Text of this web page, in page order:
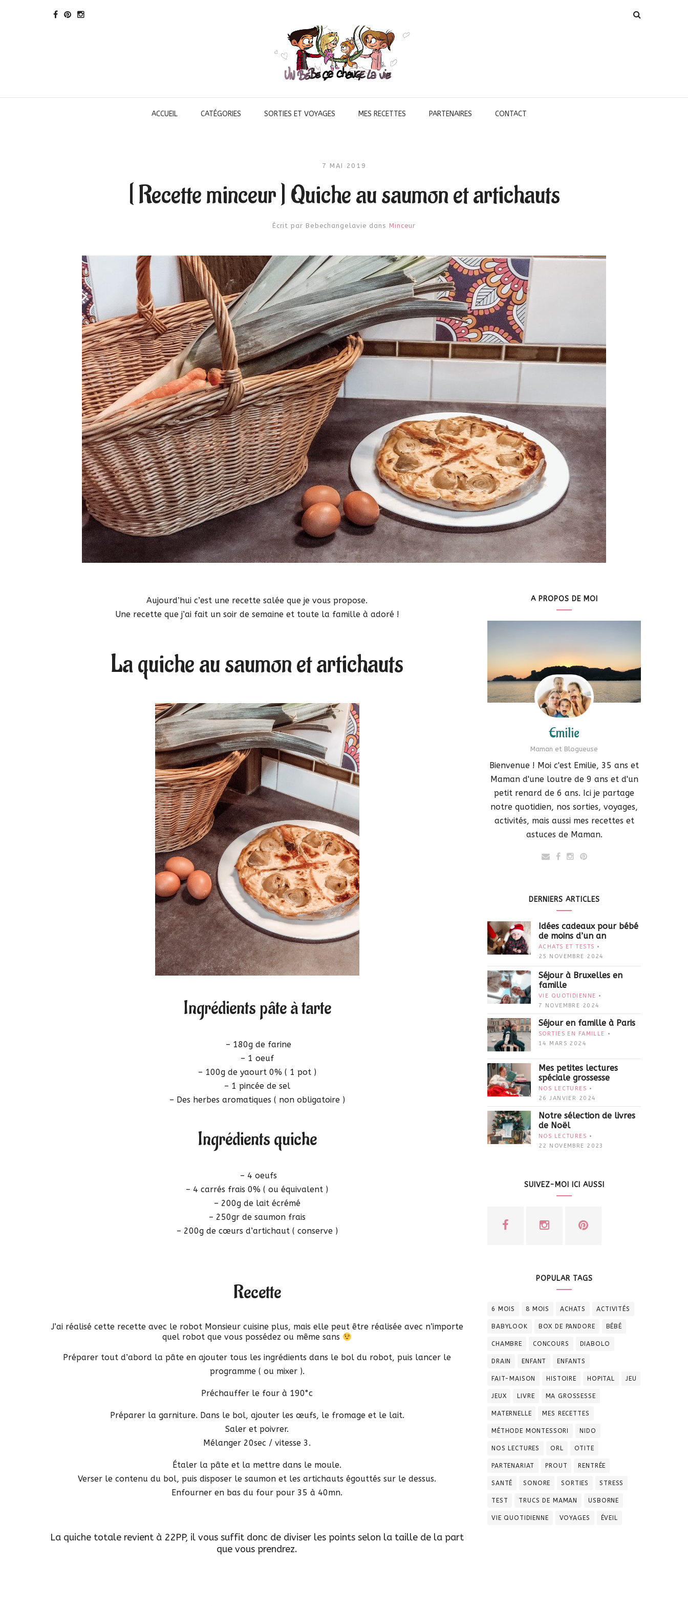
ACCUEIL CATÉGORIES SORTIES ET VOYAGES MES RECETTES PARTENAIRES CONTACT
7 MAI 2019
[ Recette minceur ] Quiche au saumon et artichauts
Écrit par Bebechangelavie dans Minceur
Aujourd’hui c’est une recette salée que je vous propose.
Une recette que j’ai fait un soir de semaine et toute la famille à adoré !
La quiche au saumon et artichauts
Ingrédients pâte à tarte
– 180g de farine
– 1 oeuf
– 100g de yaourt 0% ( 1 pot )
– 1 pincée de sel
– Des herbes aromatiques ( non obligatoire )
Ingrédients quiche
– 4 oeufs
– 4 carrés frais 0% ( ou équivalent )
– 200g de lait écrémé
– 250gr de saumon frais
– 200g de cœurs d’artichaut ( conserve )
Recette
J’ai réalisé cette recette avec le robot Monsieur cuisine plus, mais elle peut être réalisée avec n’importe
quel robot que vous possédez ou même sans
Préparer tout d’abord la pâte en ajouter tous les ingrédients dans le bol du robot, puis lancer le
programme ( ou mixer ).
Préchauffer le four à 190°c
Préparer la garniture. Dans le bol, ajouter les œufs, le fromage et le lait.
Saler et poivrer.
Mélanger 20sec / vitesse 3.
Étaler la pâte et la mettre dans le moule.
Verser le contenu du bol, puis disposer le saumon et les artichauts égouttés sur le dessus.
Enfourner en bas du four pour 35 à 40mn.
La quiche totale revient à 22PP, il vous suffit donc de diviser les points selon la taille de la part
que vous prendrez.
A PROPOS DE MOI
Emilie
Maman et Blogueuse
Bienvenue ! Moi c'est Emilie, 35 ans et
Maman d'une loutre de 9 ans et d'un
petit renard de 6 ans. Ici je partage
notre quotidien, nos sorties, voyages,
activités, mais aussi mes recettes et
astuces de Maman.
DERNIERS ARTICLES
Idées cadeaux pour bébé
de moins d’un an
ACHATS ET TESTS
25 NOVEMBRE 2024
Séjour à Bruxelles en
famille
VIE QUOTIDIENNE
7 NOVEMBRE 2024
Séjour en famille à Paris
SORTIES EN FAMILLE
14 MARS 2024
Mes petites lectures
spéciale grossesse
NOS LECTURES
26 JANVIER 2024
Notre sélection de livres
de Noël
NOS LECTURES
22 NOVEMBRE 2023
SUIVEZ-MOI ICI AUSSI
POPULAR TAGS
6 MOIS 8 MOIS ACHATS ACTIVITÉS
BABYLOOK BOX DE PANDORE BÉBÉ
CHAMBRE CONCOURS DIABOLO
DRAIN ENFANT ENFANTS
FAIT-MAISON HISTOIRE HOPITAL JEU
JEUX LIVRE MA GROSSESSE
MATERNELLE MES RECETTES
MÉTHODE MONTESSORI NIDO
NOS LECTURES ORL OTITE
PARTENARIAT PROUT RENTRÉE
SANTÉ SONORE SORTIES STRESS
TEST TRUCS DE MAMAN USBORNE
VIE QUOTIDIENNE VOYAGES ÉVEIL